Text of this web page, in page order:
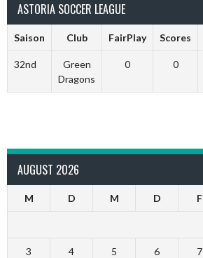
ASTORIA SOCCER LEAGUE
Saison Club FairPlay Scores
32nd
Green
Dragons
0 0
AUGUST 2026
M D M D F
3 4 5 6 7